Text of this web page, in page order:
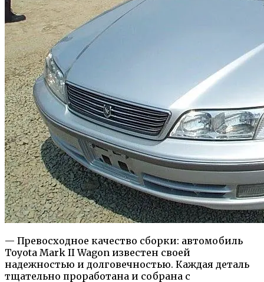
— Превосходное качество сборки: автомобиль
Toyota Mark II Wagon известен своей
надежностью и долговечностью. Каждая деталь
тщательно проработана и собрана с